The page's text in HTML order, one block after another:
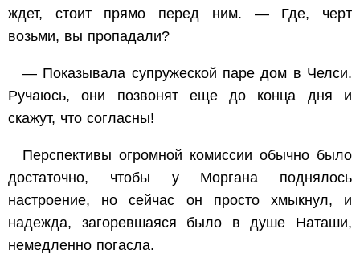
ждет, стоит прямо перед ним. — Где, черт
возьми, вы пропадали?
— Показывала супружеской паре дом в Челси.
Ручаюсь, они позвонят еще до конца дня и
скажут, что согласны!
Перспективы огромной комиссии обычно было
достаточно, чтобы у Моргана поднялось
настроение, но сейчас он просто хмыкнул, и
надежда, загоревшаяся было в душе Наташи,
немедленно погасла.